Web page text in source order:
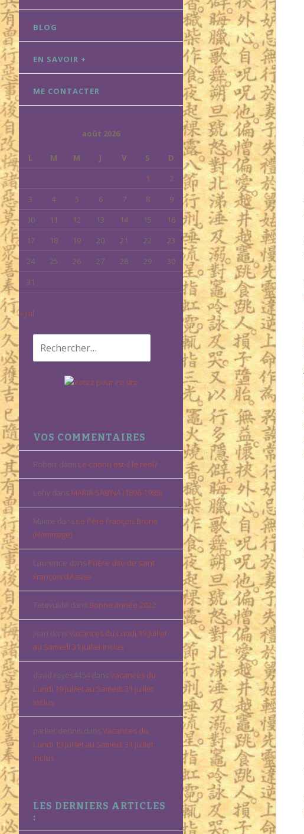
BLOG
EN SAVOIR +
ME CONTACTER
août 2026
L M M J V S
D
1
2
3
4 5 6 7 8
9
10
11 12 13 14 15
16
17
18 19 20 21 22
23
24
25 26 27 28 29
30
31
« Juil
Rechercher :
VOS COMMENTAIRES
Robert dans Le connu est-il le réel?
Lehy dans MARIA SABINA (1896-1985)
Maitre dans Le Père François Brune
(Hommage)
Laurence dans Prière dite de saint
François d’Assise
Tetevuide dans Bonne année 2022
Jean dansVacances du Lundi 19 juillet
au Samedi 31 juillet inclus
david.reyes4454 dansVacances du
Lundi 19 juillet au Samedi 31 juillet
inclus
parker dennis dansVacances du
Lundi 19 juillet au Samedi 31 juillet
inclus
LES DERNIERS ARTICLES
: